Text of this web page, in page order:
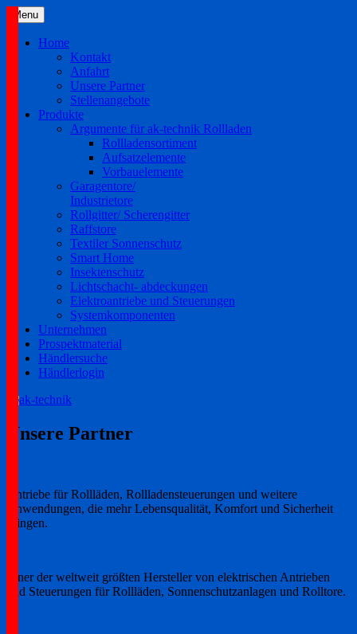
Skip
content
Menu
Home
Kontakt
Anfahrt
Unsere Partner
Stellenangebote
Produkte
Argumente für ak-technik Rollladen
Rollladensortiment
Aufsatzelemente
Vorbauelemente
Garagentore/
Industrietore
Rollgitter/ Scherengitter
Raffstore
Textiler Sonnenschutz
Smart Home
Insektenschutz
Lichtschacht- abdeckungen
Elektroantriebe und Steuerungen
Systemkomponenten
Unternehmen
Prospektmaterial
Händlersuche
Händlerlogin
ak-technik
Unsere Partner
Antriebe für Rollläden, Rollladensteuerungen und weitere
Anwendungen, die mehr Lebensqualität, Komfort und Sicherheit
bringen.
Einer der weltweit größten Hersteller von elektrischen Antrieben
und Steuerungen für Rollläden, Sonnenschutzanlagen und Rolltore.